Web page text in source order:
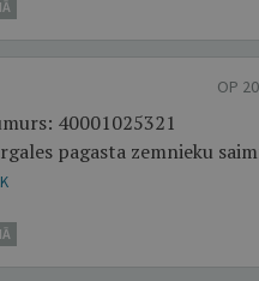
OP
40001025321
pagasta zemnieku